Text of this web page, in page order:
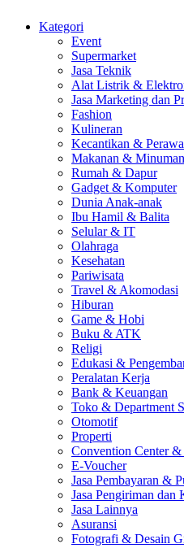
Kategori
Event
Supermarket
Jasa Teknik
Alat Listrik &
Jasa Marketing dan
Fashion
Kulineran
Kecantikan &
Makanan & Minuman
Rumah & Dapur
Gadget & Komputer
Dunia Anak-anak
Ibu Hamil & Balita
Selular & IT
Olahraga
Kesehatan
Pariwisata
Travel & Akomodasi
Hiburan
Game & Hobi
Buku & ATK
Religi
Edukasi &
Peralatan Kerja
Bank & Keuangan
Toko & Department
Otomotif
Properti
Convention Center
E-Voucher
Jasa Pembayaran &
Jasa Pengiriman dan
Jasa Lainnya
Asuransi
Fotografi & Desain